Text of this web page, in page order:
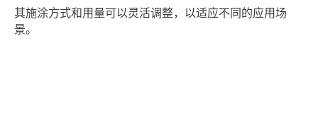
其施涂方式和用量可以灵活调整，以适应不同的应用场
景。